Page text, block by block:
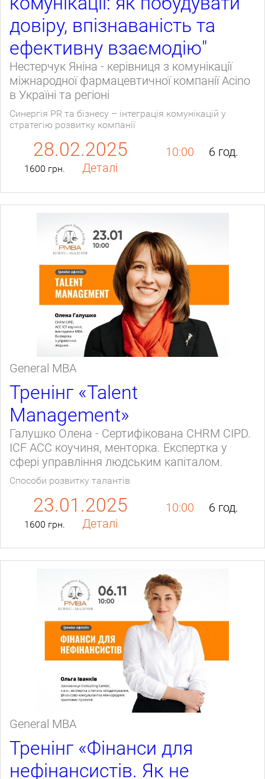
довіру, впізнаваність та
ефективну взаємодію"
Нестерчук Яніна - керівниця з комунікації
міжнародної фармацевтичної компанії Acino
в Україні та регіоні
Синергія PR та бізнесу – інтеграція комунікацій у
стратегію розвитку компанії
28.02.2025 10:00 6 год.
1600 грн. Деталі
General МВА
Тренінг «Talent
Management»
Галушко Олена - Сертифікована CHRM CIPD.
ICF ACC коучиня, менторка. Експертка у
сфері управління людським капіталом.
Способи розвитку талантів
23.01.2025 10:00 6 год.
1600 грн. Деталі
General МВА
Тренінг «Фінанси для
нефінансистів. Як не